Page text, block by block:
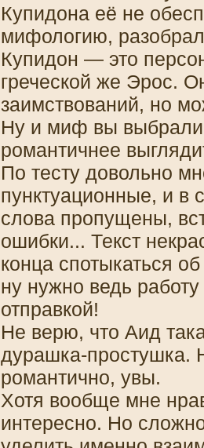
Купидона её не
мифологию,
Купидон — это
греческой же Эрос.
заимствований, но
Ну и миф вы выбрали
романтичнее
По тесту довольно
пунктуационные, и в
слова пропущены,
ошибки... Текст
конца спотыкаться
ну нужно ведь
отправкой!
Не верю, что Аид
дурашка-простушка.
романтично, увы.
Хотя вообще мне
интересно. Но